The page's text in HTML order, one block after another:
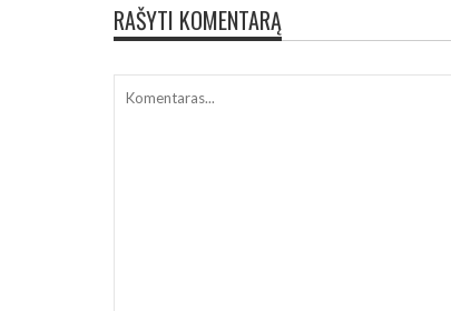
RAŠYTI KOMENTARĄ